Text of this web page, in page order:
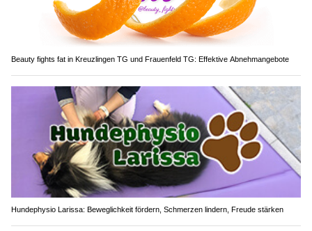
Beauty fights fat in Kreuzlingen TG und Frauenfeld TG: Effektive Abnehmangebote
Hundephysio Larissa: Beweglichkeit fördern, Schmerzen lindern, Freude stärken